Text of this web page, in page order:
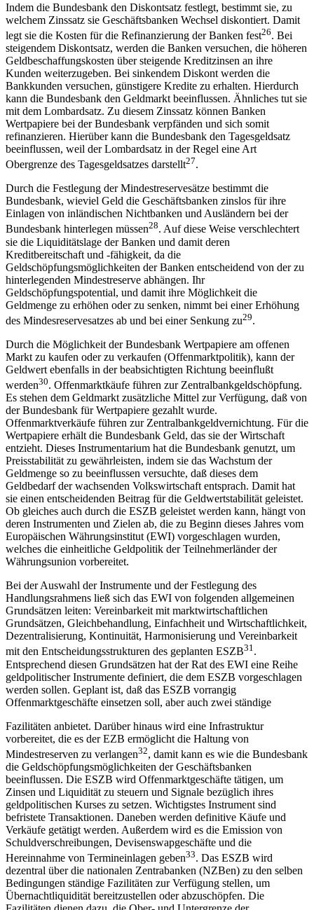
Indem die Bundesbank den Diskontsatz festlegt, bestimmt sie, zu
welchem Zinssatz sie Geschäftsbanken Wechsel diskontiert. Damit
legt sie die Kosten für die Refinanzierung der Banken fest26. Bei
steigendem Diskontsatz, werden die Banken versuchen, die höheren
Geldbeschaffungskosten über steigende Kreditzinsen an ihre
Kunden weiterzugeben. Bei sinkendem Diskont werden die
Bankkunden versuchen, günstigere Kredite zu erhalten. Hierdurch
kann die Bundesbank den Geldmarkt beeinflussen. Ähnliches tut sie
mit dem Lombardsatz. Zu diesem Zinssatz können Banken
Wertpapiere bei der Bundesbank verpfänden und sich somit
refinanzieren. Hierüber kann die Bundesbank den Tagesgeldsatz
beeinflussen, weil der Lombardsatz in der Regel eine Art
Obergrenze des Tagesgeldsatzes darstellt27.
Durch die Festlegung der Mindestreservesätze bestimmt die
Bundesbank, wieviel Geld die Geschäftsbanken zinslos für ihre
Einlagen von inländischen Nichtbanken und Ausländern bei der
Bundesbank hinterlegen müssen28. Auf diese Weise verschlechtert
sie die Liquiditätslage der Banken und damit deren
Kreditbereitschaft und -fähigkeit, da die
Geldschöpfungsmöglichkeiten der Banken entscheidend von der zu
hinterlegenden Mindestreserve abhängen. Ihr
Geldschöpfungspotential, und damit ihre Möglichkeit die
Geldmenge zu erhöhen oder zu senken, nimmt bei einer Erhöhung
des Mindesreservesatzes ab und bei einer Senkung zu29.
Durch die Möglichkeit der Bundesbank Wertpapiere am offenen
Markt zu kaufen oder zu verkaufen (Offenmarktpolitik), kann der
Geldwert ebenfalls in der beabsichtigten Richtung beeinflußt
werden30. Offenmarktkäufe führen zur Zentralbankgeldschöpfung.
Es stehen dem Geldmarkt zusätzliche Mittel zur Verfügung, daß von
der Bundesbank für Wertpapiere gezahlt wurde.
Offenmarktverkäufe führen zur Zentralbankgeldvernichtung. Für die
Wertpapiere erhält die Bundesbank Geld, das sie der Wirtschaft
entzieht. Dieses Instrumentarium hat die Bundesbank genutzt, um
Preisstabilität zu gewährleisten, indem sie das Wachstum der
Geldmenge so zu beeinflussen versuchte, daß dieses dem
Geldbedarf der wachsenden Volkswirtschaft entsprach. Damit hat
sie einen entscheidenden Beitrag für die Geldwertstabilität geleistet.
Ob gleiches auch durch die ESZB geleistet werden kann, hängt von
deren Instrumenten und Zielen ab, die zu Beginn dieses Jahres vom
Europäischen Währungsinstitut (EWI) vorgeschlagen wurden,
welches die einheitliche Geldpolitik der Teilnehmerländer der
Währungsunion vorbereitet.
Bei der Auswahl der Instrumente und der Festlegung des
Handlungsrahmens ließ sich das EWI von folgenden allgemeinen
Grundsätzen leiten: Vereinbarkeit mit marktwirtschaftlichen
Grundsätzen, Gleichbehandlung, Einfachheit und Wirtschaftlichkeit,
Dezentralisierung, Kontinuität, Harmonisierung und Vereinbarkeit
mit den Entscheidungsstrukturen des geplanten ESZB31.
Entsprechend diesen Grundsätzen hat der Rat des EWI eine Reihe
geldpolitischer Instrumente definiert, die dem ESZB vorgeschlagen
werden sollen. Geplant ist, daß das ESZB vorrangig
Offenmarktgeschäfte einsetzen soll, aber auch zwei ständige
Fazilitäten anbietet. Darüber hinaus wird eine Infrastruktur
vorbereitet, die es der EZB ermöglicht die Haltung von
Mindestreserven zu verlangen32, damit kann es wie die Bundesbank
die Geldschöpfungsmöglichkeiten der Geschäftsbanken
beeinflussen. Die ESZB wird Offenmarktgeschäfte tätigen, um
Zinsen und Liquidität zu steuern und Signale bezüglich ihres
geldpolitischen Kurses zu setzen. Wichtigstes Instrument sind
befristete Transaktionen. Daneben werden definitive Käufe und
Verkäufe getätigt werden. Außerdem wird es die Emission von
Schuldverschreibungen, Devisenswapgeschäfte und die
Hereinnahme von Termineinlagen geben33. Das ESZB wird
dezentral über die nationalen Zentrabanken (NZBen) zu den selben
Bedingungen ständige Fazilitäten zur Verfügung stellen, um
Übernachtliquidität bereitzustellen oder abzuschöpfen. Die